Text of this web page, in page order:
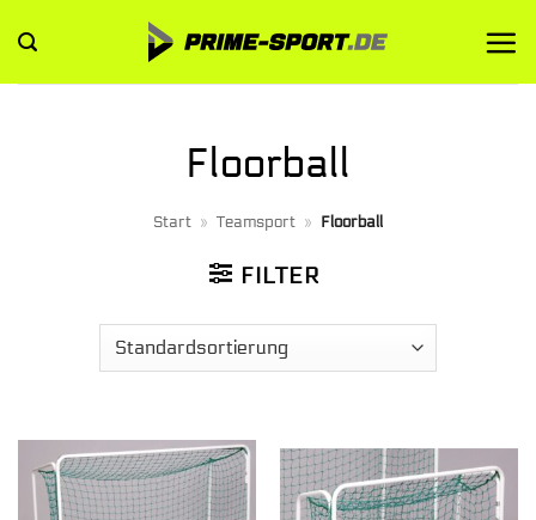
Inhalt
springen
Floorball
Start » Teamsport » Floorball
FILTER